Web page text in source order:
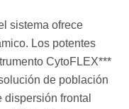
sistema ofrece
Los potentes
CytoFLEX***
de población
frontal